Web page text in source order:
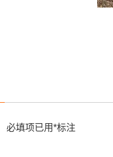
必填项已用*标注